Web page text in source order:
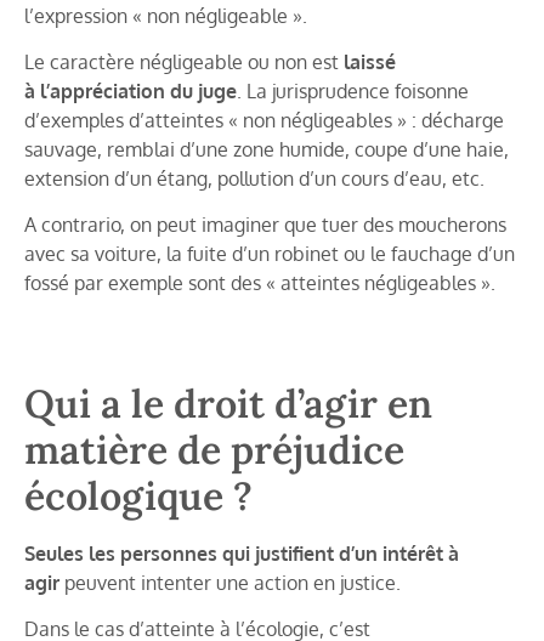
l’expression « non négligeable ».
Le caractère négligeable ou non est laissé
à l’appréciation du juge . La jurisprudence foisonne
d’exemples d’atteintes « non négligeables » : décharge
sauvage, remblai d’une zone humide, coupe d’une haie,
extension d’un étang, pollution d’un cours d’eau, etc.
A contrario, on peut imaginer que tuer des moucherons
avec sa voiture, la fuite d’un robinet ou le fauchage d’un
fossé par exemple sont des « atteintes négligeables ».
Qui a le droit d’agir en
matière de préjudice
écologique ?
Seules les personnes qui justifient d’un intérêt à
agir peuvent intenter une action en justice.
Dans le cas d’atteinte à l’écologie, c’est